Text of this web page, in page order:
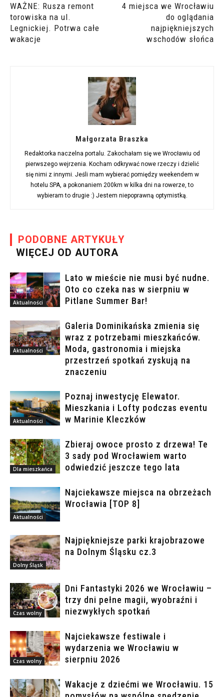
WAŻNE: Rusza remont
torowiska na ul.
Legnickiej. Potrwa całe
wakacje
4 miejsca we Wrocławiu
do oglądania
najpiękniejszych
wschodów słońca
Małgorzata Braszka
Redaktorka naczelna portalu. Zakochałam się we Wrocławiu od
pierwszego wejrzenia. Kocham odkrywać nowe rzeczy i dzielić
się nimi z innymi. Jeśli mam wybierać pomiędzy weekendem w
hotelu SPA, a pokonaniem 200km w kilka dni na rowerze, to
wybieram to drugie :) Jestem niepoprawną optymistką.
PODOBNE ARTYKUŁY
WIĘCEJ OD AUTORA
Aktualności
Lato w mieście nie musi być nudne.
Oto co czeka nas w sierpniu w
Pitlane Summer Bar!
Aktualności
Galeria Dominikańska zmienia się
wraz z potrzebami mieszkańców.
Moda, gastronomia i miejska
przestrzeń spotkań zyskują na
znaczeniu
Aktualności
Poznaj inwestycję Elewator.
Mieszkania i Lofty podczas eventu
w Marinie Kleczków
Dla mieszkańca
Zbieraj owoce prosto z drzewa! Te
3 sady pod Wrocławiem warto
odwiedzić jeszcze tego lata
Aktualności
Najciekawsze miejsca na obrzeżach
Wrocławia [TOP 8]
Dolny Śląsk
Najpiękniejsze parki krajobrazowe
na Dolnym Śląsku cz.3
Czas wolny
Dni Fantastyki 2026 we Wrocławiu –
trzy dni pełne magii, wyobraźni i
niezwykłych spotkań
Czas wolny
Najciekawsze festiwale i
wydarzenia we Wrocławiu w
sierpniu 2026
Wakacje z dziećmi we Wrocławiu. 15